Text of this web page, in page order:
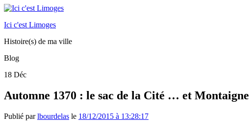
Ici c'est Limoges
Histoire(s) de ma ville
Blog
18 Déc
Automne 1370 : le sac de la Cité … et Montaigne
Publié parlbourdelas le 18/12/2015 à 13:28:17